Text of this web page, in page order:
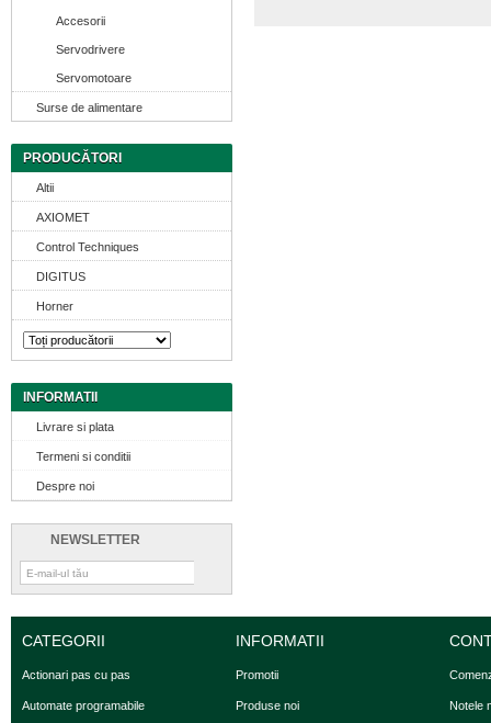
Accesorii
Servodrivere
Servomotoare
Surse de alimentare
PRODUCĂTORI
Altii
AXIOMET
Control Techniques
DIGITUS
Horner
INFORMATII
Livrare si plata
Termeni si conditii
Despre noi
NEWSLETTER
CATEGORII
Actionari pas cu pas
Automate programabile
INFORMATII
Promotii
Produse noi Notele